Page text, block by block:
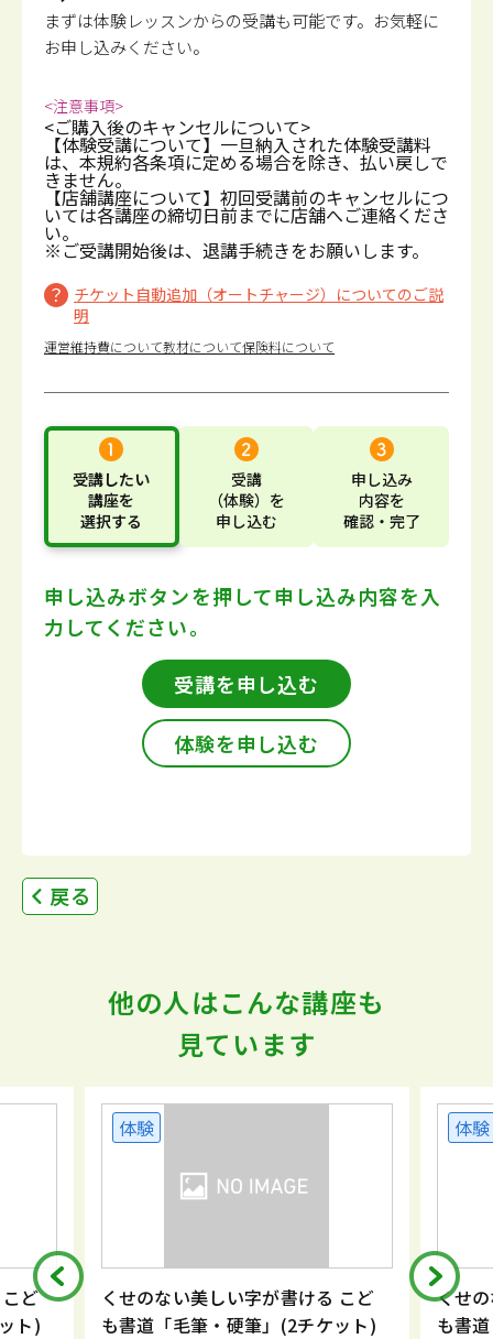
まずは体験レッスンからの受講も可能です。 お気軽に
お申し込みください。
<注意事項>
<ご購入後のキャンセルについて>
【体験受講について】一旦納入された体験受講料
は、本規約各条項に定める場合を除き、払い戻しで
きません。
【店舗講座について】初回受講前のキャンセルにつ
いては各講座の締切日前までに店舗へご連絡くださ
い。
※ご受講開始後は、退講手続きをお願いします。
チケット自動追加（オートチャージ）についてのご説
明
運営維持費について教材について保険料について
受講したい
講座を
選択する
受講
（体験） を
申し込む
申し込み
内容を
確認・完了
申し込みボタンを押して申し込み内容を入
力してください。
受講を申し込む
体験を申し込む
戻る
他の人はこんな講座も
見ています
ど
ト)
体験
くせのない美しい字が書ける こど
も書道「毛筆・硬筆」(2チケット)
体験
くせ
も書